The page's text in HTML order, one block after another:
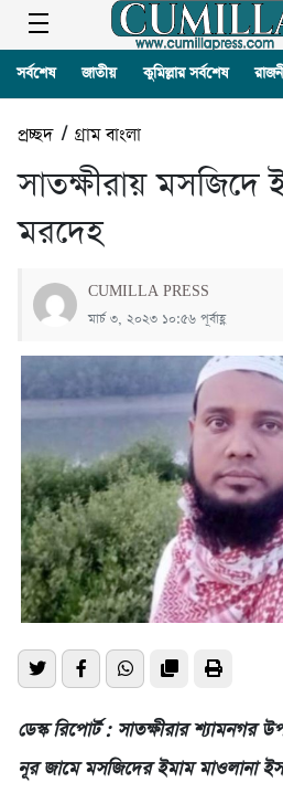
সর্বশেষ জাতীয় কুমিল্লার সর্বশেষ
প্রচ্ছদ/ গ্রাম বাংলা
সাতক্ষীরায় মসজিদে
মরদেহ
CUMILLA PRESS
মার্চ ৩, ২০২৩ ১০:৫৬ পূর্বাহ্ণ
ডেস্ক রিপোর্ট : সাতক্ষীরার শ্যামনগর
নূর জামে মসজিদের ইমাম মাওলানা